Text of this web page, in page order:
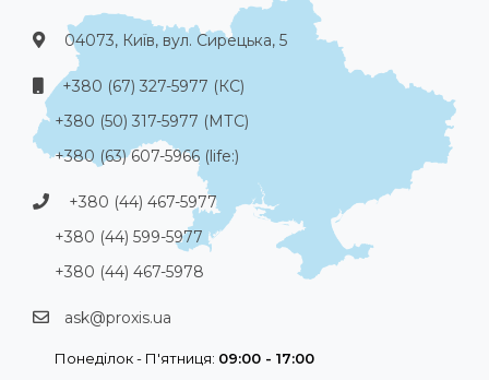
04073, Київ, вул. Сирецька, 5
+380 (67) 327-5977 (КС)
+380 (50) 317-5977 (МТС)
+380 (63) 607-5966 (life:)
+380 (44) 467-5977
+380 (44) 599-5977
+380 (44) 467-5978
ask@proxis.ua
Понеділок - П'ятниця: 09:00 - 17:00